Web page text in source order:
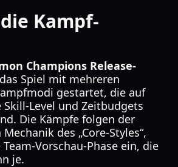
Kampf-
Champions Release-
Spiel mit mehreren
gestartet, die auf
Level und Zeitbudgets
Die Kämpfe folgen der
des „Core-Styles“,
Vorschau-Phase ein, die
je.